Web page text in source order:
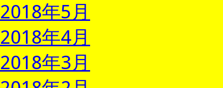
2018年5月
2018年4月
2018年3月